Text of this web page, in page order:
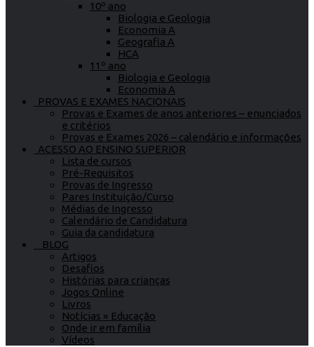
10º ano
Biologia e Geologia
Economia A
Geografia A
HCA
11º ano
Biologia e Geologia
Economia A
PROVAS E EXAMES NACIONAIS
Provas e Exames de anos anteriores – enunciados
e critérios
Provas e Exames 2026 – calendário e informações
ACESSO AO ENSINO SUPERIOR
Lista de cursos
Pré-Requisitos
Provas de Ingresso
Pares Instituição/Curso
Médias de Ingresso
Calendário de Candidatura
Guia da candidatura
BLOG
Artigos
Desafios
Histórias para crianças
Jogos Online
Livros
Notícias » Educação
Onde ir em família
Vídeos